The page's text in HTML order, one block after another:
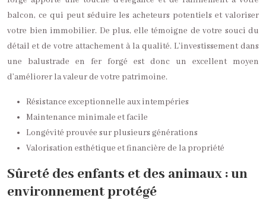
balcon, ce qui peut séduire les acheteurs potentiels et valoriser
votre bien immobilier. De plus, elle témoigne de votre souci du
détail et de votre attachement à la qualité. L’investissement dans
une balustrade en fer forgé est donc un excellent moyen
d’améliorer la valeur de votre patrimoine.
Résistance exceptionnelle aux intempéries
Maintenance minimale et facile
Longévité prouvée sur plusieurs générations
Valorisation esthétique et financière de la propriété
Sûreté des enfants et des animaux : un
environnement protégé